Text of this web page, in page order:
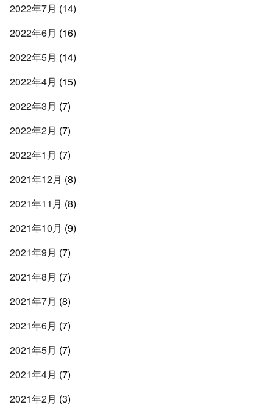
2022年7月 (14)
2022年6月 (16)
2022年5月 (14)
2022年4月 (15)
2022年3月 (7)
2022年2月 (7)
2022年1月 (7)
2021年12月 (8)
2021年11月 (8)
2021年10月 (9)
2021年9月 (7)
2021年8月 (7)
2021年7月 (8)
2021年6月 (7)
2021年5月 (7)
2021年4月 (7)
2021年2月 (3)